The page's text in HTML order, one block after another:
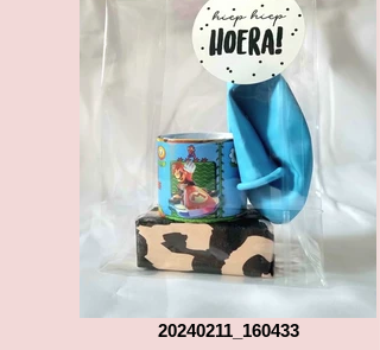
20240211_160433